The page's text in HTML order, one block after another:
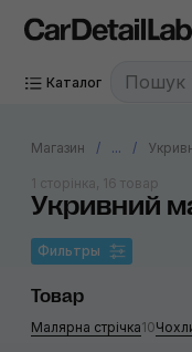
Каталог
Магазин ...
Укривний
1 сторінка, 16 товар
Фильтры
Товар
Малярна стрічка10